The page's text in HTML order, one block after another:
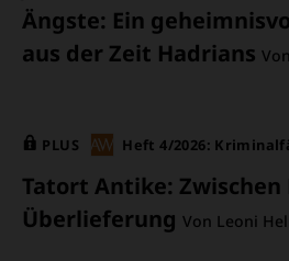
Ängste: Ein
aus der Zeit Hadrians
PLUS Heft 4/2026:
Tatort Antike: Zwischen
Überlieferung Von Leoni